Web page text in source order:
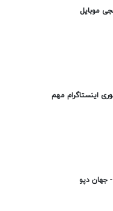
موبایل
اینستاگرام مهم
جهان دپو